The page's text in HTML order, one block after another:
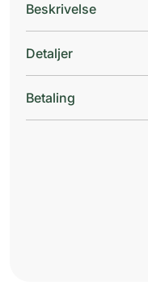
Beskrivelse
Detaljer
Betaling